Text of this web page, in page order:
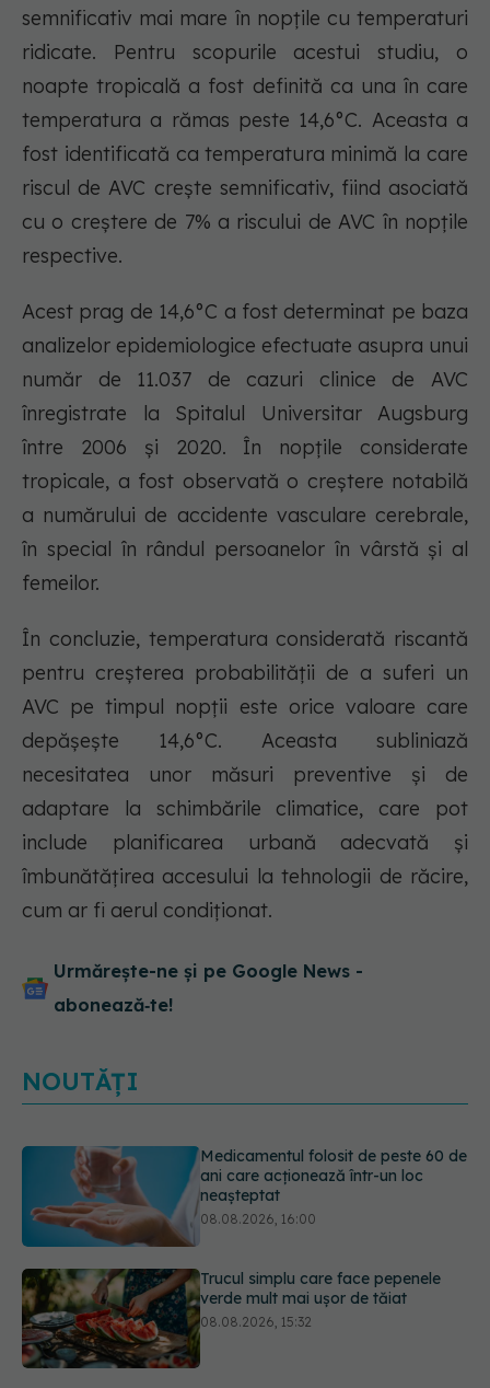
semnificativ mai mare în nopțile cu temperaturi
ridicate. Pentru scopurile acestui studiu, o
noapte tropicală a fost definită ca una în care
temperatura a rămas peste 14,6°C. Aceasta a
fost identificată ca temperatura minimă la care
riscul de AVC crește semnificativ, fiind asociată
cu o creștere de 7% a riscului de AVC în nopțile
respective.
Acest prag de 14,6°C a fost determinat pe baza
analizelor epidemiologice efectuate asupra unui
număr de 11.037 de cazuri clinice de AVC
înregistrate la Spitalul Universitar Augsburg
între 2006 și 2020. În nopțile considerate
tropicale, a fost observată o creștere notabilă
a numărului de accidente vasculare cerebrale,
în special în rândul persoanelor în vârstă și al
femeilor.
În concluzie, temperatura considerată riscantă
pentru creșterea probabilității de a suferi un
AVC pe timpul nopții este orice valoare care
depășește 14,6°C. Aceasta subliniază
necesitatea unor măsuri preventive și de
adaptare la schimbările climatice, care pot
include planificarea urbană adecvată și
îmbunătățirea accesului la tehnologii de răcire,
cum ar fi aerul condiționat.
Urmărește-ne și pe Google News -
abonează‑te!
NOUTĂȚI
Trucul simplu care face pepenele
verde mult mai ușor de tăiat
08.08.2026, 15:32
Diagnosticele de autism la fete au
crescut după pandemia de COVID-
19